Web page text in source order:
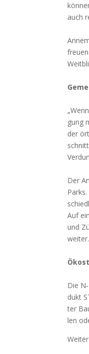
auch
gung
der
Der
Auf
und
wei­ter.
Die
dukt
ter
len